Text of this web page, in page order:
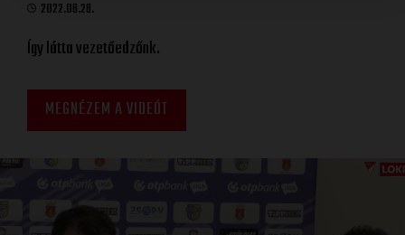
2022.08.28.
Így látta vezetőedzőnk.
MEGNÉZEM A VIDEÓT